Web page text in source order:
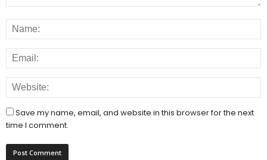
Save my name, email, and website in this browser for the next
time I comment.